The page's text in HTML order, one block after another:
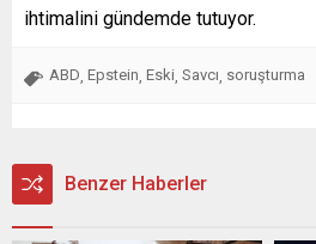
ihtimalini gündemde tutuyor.
ABD Epstein Eski Savcı soruşturma
Benzer Haberler